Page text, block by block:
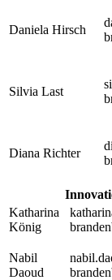
Daniela Hirsch
Silvia Last
Diana Richter
Katharina
König
Nabil
Daoud